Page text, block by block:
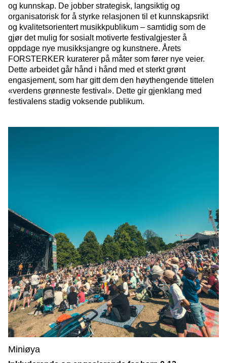
og kunnskap. De jobber strategisk, langsiktig og
organisatorisk for å styrke relasjonen til et kunnskapsrikt
og kvalitetsorientert musikkpublikum – samtidig som de
gjør det mulig for sosialt motiverte festivalgjester å
oppdage nye musikksjangre og kunstnere. Årets
FORSTERKER kuraterer på måter som fører nye veier.
Dette arbeidet går hånd i hånd med et sterkt grønt
engasjement, som har gitt dem den høythengende tittelen
«verdens grønneste festival». Dette gir gjenklang med
festivalens stadig voksende publikum.
Miniøya